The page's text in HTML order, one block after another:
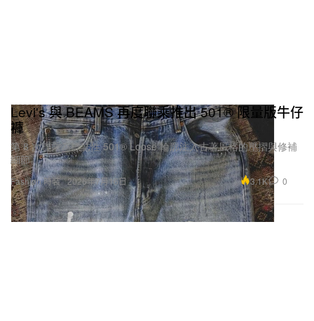
Fashion 時裝
Levi's 與 BEAMS 再度聯乘推出 501® 限量版牛仔
褲
第 8 次聯乘為標誌性 501® Loose 輪廓注入古著風格的壓摺與修補
細節。
2026年7月16日 3.1K 0